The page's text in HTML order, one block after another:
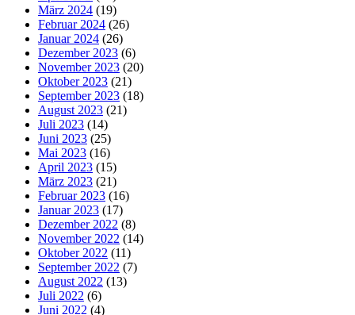
März 2024 (19)
Februar 2024 (26)
Januar 2024 (26)
Dezember 2023 (6)
November 2023 (20)
Oktober 2023 (21)
September 2023 (18)
August 2023 (21)
Juli 2023 (14)
Juni 2023 (25)
Mai 2023 (16)
April 2023 (15)
März 2023 (21)
Februar 2023 (16)
Januar 2023 (17)
Dezember 2022 (8)
November 2022 (14)
Oktober 2022 (11)
September 2022 (7)
August 2022 (13)
Juli 2022 (6)
Juni 2022 (4)